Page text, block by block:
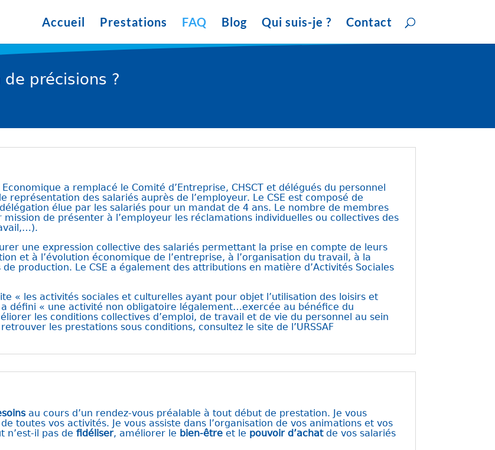
Accueil Prestations FAQ Blog Qui suis-je ? Contact
de précisions ?
a remplacé le Comité d’Entreprise, CHSCT et délégués du personnel
représentation des salariés auprès de l’employeur. Le CSE est composé de
élue par les salariés pour un mandat de 4 ans. Le nombre de membres
de présenter à l’employeur les réclamations individuelles ou collectives des
une expression collective des salariés permettant la prise en compte de leurs
et à l’évolution économique de l’entreprise, à l’organisation du travail, à la
production. Le CSE a également des attributions en matière d’Activités Sociales
« les activités sociales et culturelles ayant pour objet l’utilisation des loisirs et
défini « une activité non obligatoire légalement…exercée au bénéfice du
les conditions collectives d’emploi, de travail et de vie du personnel au sein
les prestations sous conditions, consultez le site de l’URSSAF
au cours d’un rendez-vous préalable à tout début de prestation. Je vous
toutes vos activités. Je vous assiste dans l’organisation de vos animations et vos
n’est-il pas defidéliser, améliorer le bien-être et le pouvoir d’achatde vos salariés